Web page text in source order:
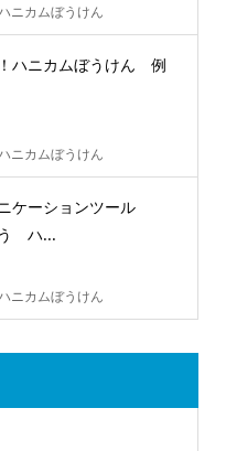
ニカムぼうけん
ハニカムぼうけん 例
ニカムぼうけん
ケーションツール
う ハ...
ニカムぼうけん